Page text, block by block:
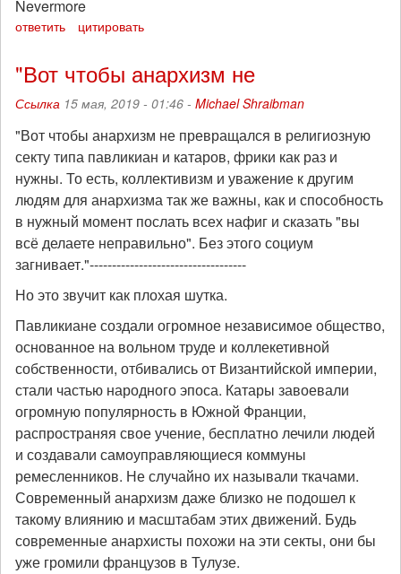
Nevermore
ответить цитировать
"Вот чтобы анархизм не
Ссылка 15 мая, 2019 - 01:46 - Michael Shraibman
"Вот чтобы анархизм не превращался в религиозную
секту типа павликиан и катаров, фрики как раз и
нужны. То есть, коллективизм и уважение к другим
людям для анархизма так же важны, как и способность
в нужный момент послать всех нафиг и сказать "вы
всё делаете неправильно". Без этого социум
загнивает."-----------------------------------
Но это звучит как плохая шутка.
Павликиане создали огромное независимое общество,
основанное на вольном труде и коллекетивной
собственности, отбивались от Византийской империи,
стали частью народного эпоса. Катары завоевали
огромную популярность в Южной Франции,
распространяя свое учение, бесплатно лечили людей
и создавали самоуправляющиеся коммуны
ремесленников. Не случайно их называли ткачами.
Современный анархизм даже близко не подошел к
такому влиянию и масштабам этих движений. Будь
современные анархисты похожи на эти секты, они бы
уже громили французов в Тулузе.